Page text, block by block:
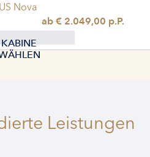
Nova
ab € 2.049,00 p.P.
KABINE
Leistungen